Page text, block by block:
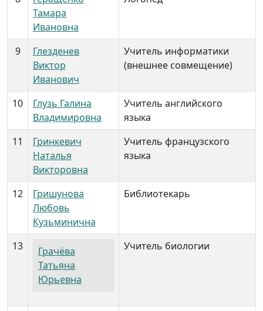
Тамара
Ивановна
9
Глезденев
Виктор
Иванович
Учитель информатики
(внешнее совмещение)
10
Глузь Галина
Владимировна
Учитель английского
языка
11
Гринкевич
Наталья
Викторовна
Учитель французского
языка
12
Гришунова
Любовь
Кузьминична
Библиотекарь
13
Грачёва
Татьяна
Юрьевна
Учитель биологии